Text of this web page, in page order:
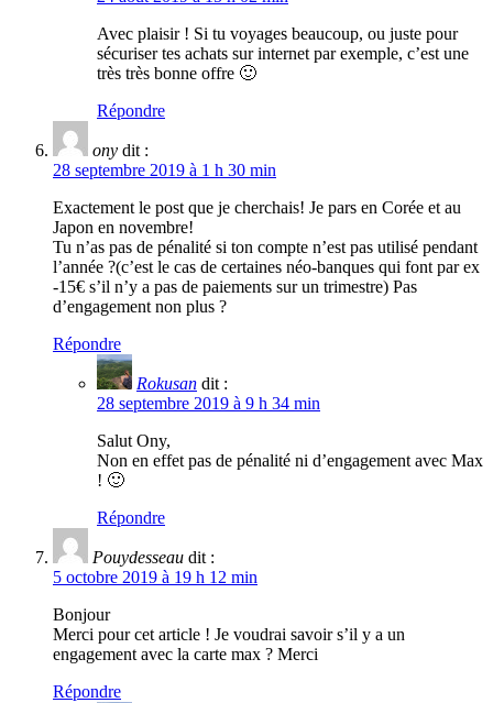
Avec plaisir ! Si tu voyages beaucoup, ou juste pour
sécuriser tes achats sur internet par exemple, c’est une
très très bonne offre 🙂
Répondre
ony dit :
28 septembre 2019 à 1 h 30 min
Exactement le post que je cherchais! Je pars en Corée et au
Japon en novembre!
Tu n’as pas de pénalité si ton compte n’est pas utilisé pendant
l’année ?(c’est le cas de certaines néo-banques qui font par ex
-15€ s’il n’y a pas de paiements sur un trimestre) Pas
d’engagement non plus ?
Répondre
Rokusan dit :
28 septembre 2019 à 9 h 34 min
Salut Ony,
Non en effet pas de pénalité ni d’engagement avec Max
! 🙂
Répondre
Pouydesseau dit :
5 octobre 2019 à 19 h 12 min
Bonjour
Merci pour cet article ! Je voudrai savoir s’il y a un
engagement avec la carte max ? Merci
Répondre